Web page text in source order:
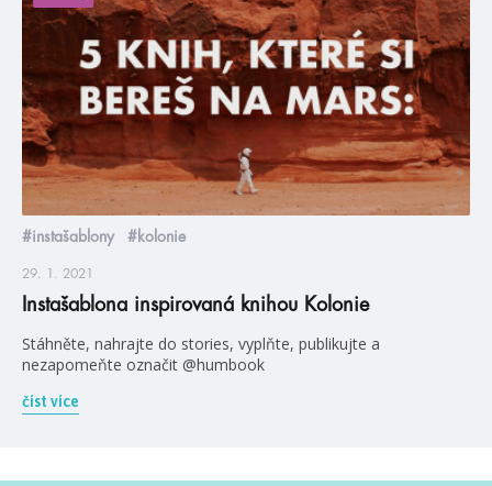
#instašablony #kolonie
29. 1. 2021
Instašablona inspirovaná knihou Kolonie
Stáhněte, nahrajte do stories, vyplňte, publikujte a
nezapomeňte označit @humbook
číst více